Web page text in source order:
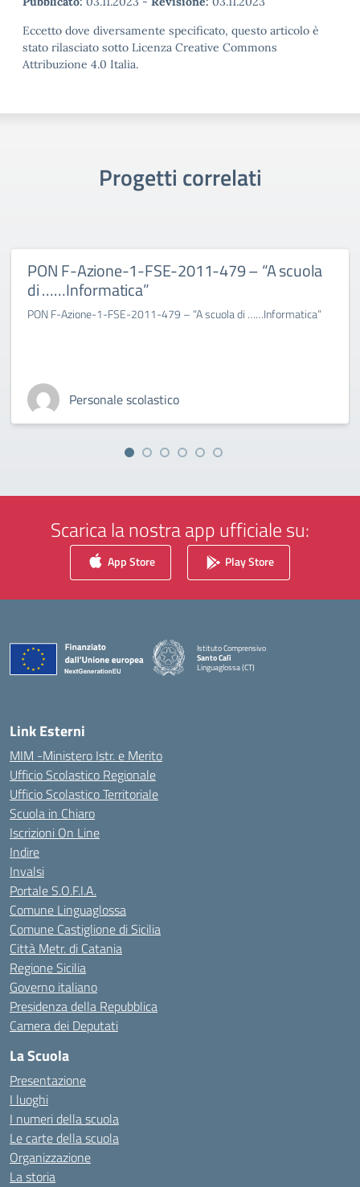
Eccetto dove diversamente specificato, questo articolo è
stato rilasciato sotto Licenza Creative Commons
Attribuzione 4.0 Italia.
Progetti correlati
PON F-Azione-1-FSE-2011-479 – “A scuola
di ……Informatica”
PON F-Azione-1-FSE-2011-479 – “A scuola di ……Informatica”
Personale scolastico
Scarica la nostra app ufficiale su:
App Store Play Store
Istituto Comprensivo
Santo Calì
Linguaglossa (CT)
— Visita la pagina iniziale della scuola
Link Esterni
MIM -Ministero Istr. e Merito
Ufficio Scolastico Regionale
Ufficio Scolastico Territoriale
Scuola in Chiaro
Iscrizioni On Line
Indire
Invalsi
Portale S.O.F.I.A.
Comune Linguaglossa
Comune Castiglione di Sicilia
Città Metr. di Catania
Regione Sicilia
Governo italiano
Presidenza della Repubblica
Camera dei Deputati
La Scuola
Presentazione
I luoghi
I numeri della scuola
Le carte della scuola
Organizzazione
La storia